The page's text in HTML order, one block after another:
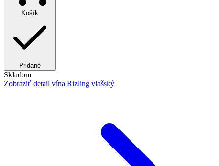
Košík
Pridané
Skladom
Zobraziť detail vína Rizling vlašský